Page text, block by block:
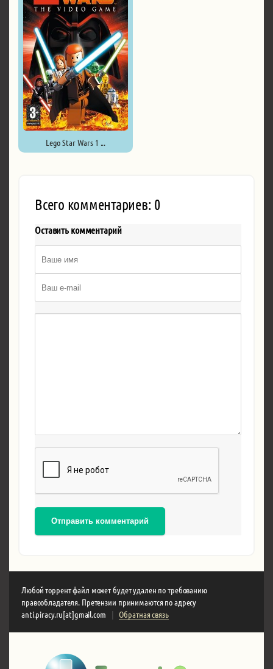
Lego Star Wars 1 ...
Всего комментариев: 0
Оставить комментарий
Отправить комментарий
Любой торрент файл может будет удален по требованию
правообладателя. Претензии принимаются по адресу
anti.piracy.ru[at]gmail.com
| Обратная связь